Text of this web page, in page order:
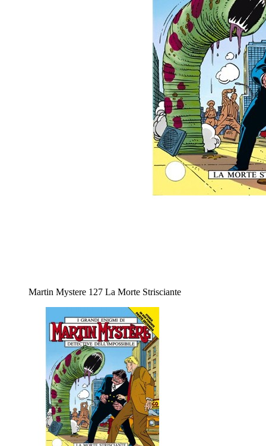
Martin Mystere 127 La Morte Strisciante